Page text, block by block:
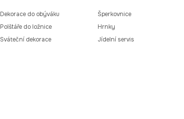
Dekorace do obýváku
Polštáře do ložnice
Sváteční dekorace
Šperkovnice
Hrnky
Jídelní servis